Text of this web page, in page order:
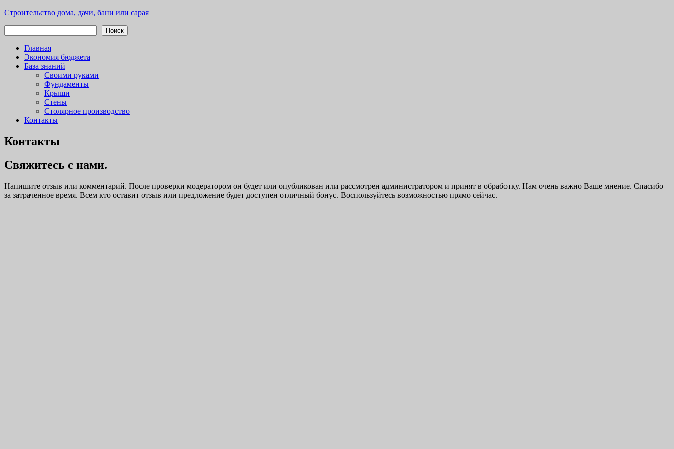
Перейти
Строительство дома, дачи, бани или сарая
Частное малоэтажное строительство
Поиск
Главная
Экономия бюджета
База знаний
Своими руками
Фундаменты
Крыши
Стены
Столярное производство
Контакты
Контакты
Свяжитесь с нами.
Напишите отзыв или комментарий. После проверки модератором он будет или опубликован или рассмотрен администратором и принят в обработку. Нам очень важно Ваше мнение. Спасибо
за затраченное время. Всем кто оставит отзыв или предложение будет доступен отличный бонус. Воспользуйтесь возможностью прямо сейчас.